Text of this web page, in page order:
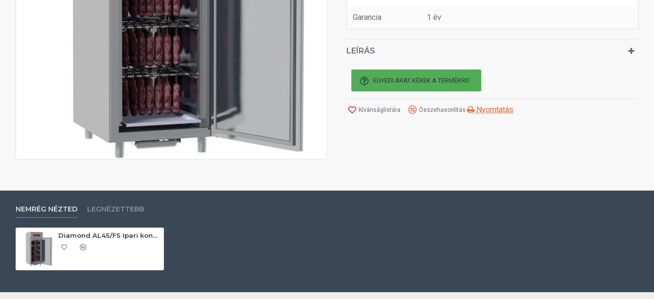
Garancia 1 év
LEÍRÁS
EGYEDI ÁRAT KÉREK A TERMÉKRE!
Kívánságlistára Összehasonlítás Nyomtatás
NEMRÉG NÉZTED LEGNÉZETTEBB
Diamond AL4S/FS Ipari konyhai előkészítés